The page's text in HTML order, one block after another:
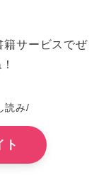
籍サービスでぜ
読み/
ト